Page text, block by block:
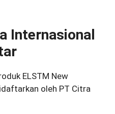
Internasional
ELSTM New
oleh PT Citra